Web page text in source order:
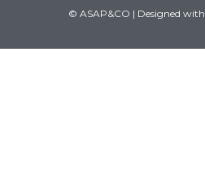
© ASAP&CO | Designed with